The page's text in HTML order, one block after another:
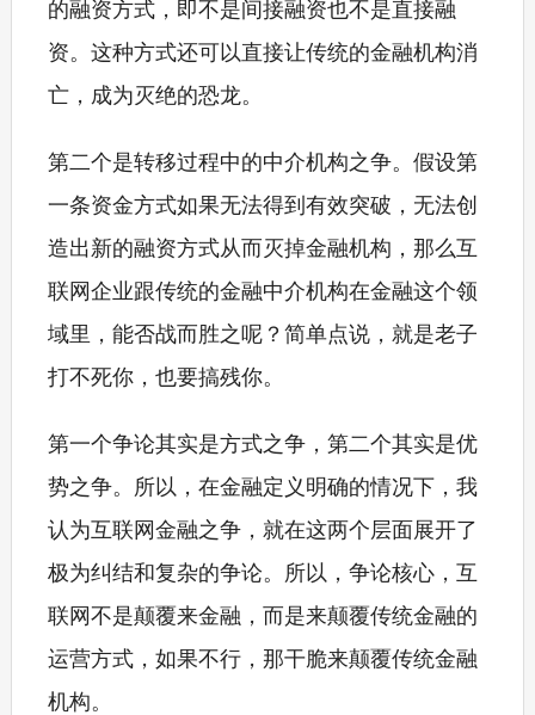
的融资方式，即不是间接融资也不是直接融
资。这种方式还可以直接让传统的金融机构消
亡，成为灭绝的恐龙。
第二个是转移过程中的中介机构之争。假设第
一条资金方式如果无法得到有效突破，无法创
造出新的融资方式从而灭掉金融机构，那么互
联网企业跟传统的金融中介机构在金融这个领
域里，能否战而胜之呢？简单点说，就是老子
打不死你，也要搞残你。
第一个争论其实是方式之争，第二个其实是优
势之争。所以，在金融定义明确的情况下，我
认为互联网金融之争，就在这两个层面展开了
极为纠结和复杂的争论。所以，争论核心，互
联网不是颠覆来金融，而是来颠覆传统金融的
运营方式，如果不行，那干脆来颠覆传统金融
机构。